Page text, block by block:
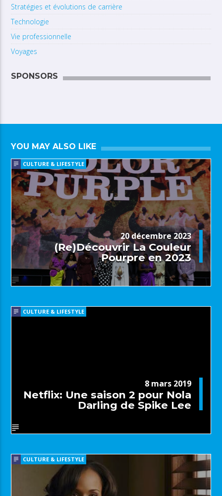
Stratégies et évolutions de carrière
Technologie
Vie professionnelle
Voyages
SPONSORS
YOU MAY ALSO LIKE
CULTURE & LIFESTYLE
20 décembre 2023
(Re)Découvrir La Couleur
Pourpre en 2023
CULTURE & LIFESTYLE
8 mars 2019
Netflix: Une saison 2 pour Nola
Darling de Spike Lee
CULTURE & LIFESTYLE